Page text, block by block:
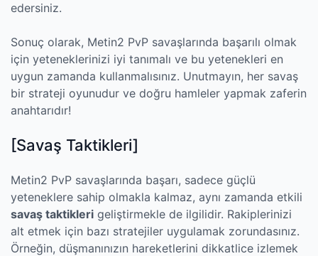
edersiniz.
Sonuç olarak, Metin2 PvP savaşlarında başarılı olmak
için yeteneklerinizi iyi tanımalı ve bu yetenekleri en
uygun zamanda kullanmalısınız. Unutmayın, her savaş
bir strateji oyunudur ve doğru hamleler yapmak zaferin
anahtarıdır!
[Savaş Taktikleri]
Metin2 PvP savaşlarında başarı, sadece güçlü
yeteneklere sahip olmakla kalmaz, aynı zamanda etkili
savaş taktikleri geliştirmekle de ilgilidir. Rakiplerinizi
alt etmek için bazı stratejiler uygulamak zorundasınız.
Örneğin, düşmanınızın hareketlerini dikkatlice izlemek